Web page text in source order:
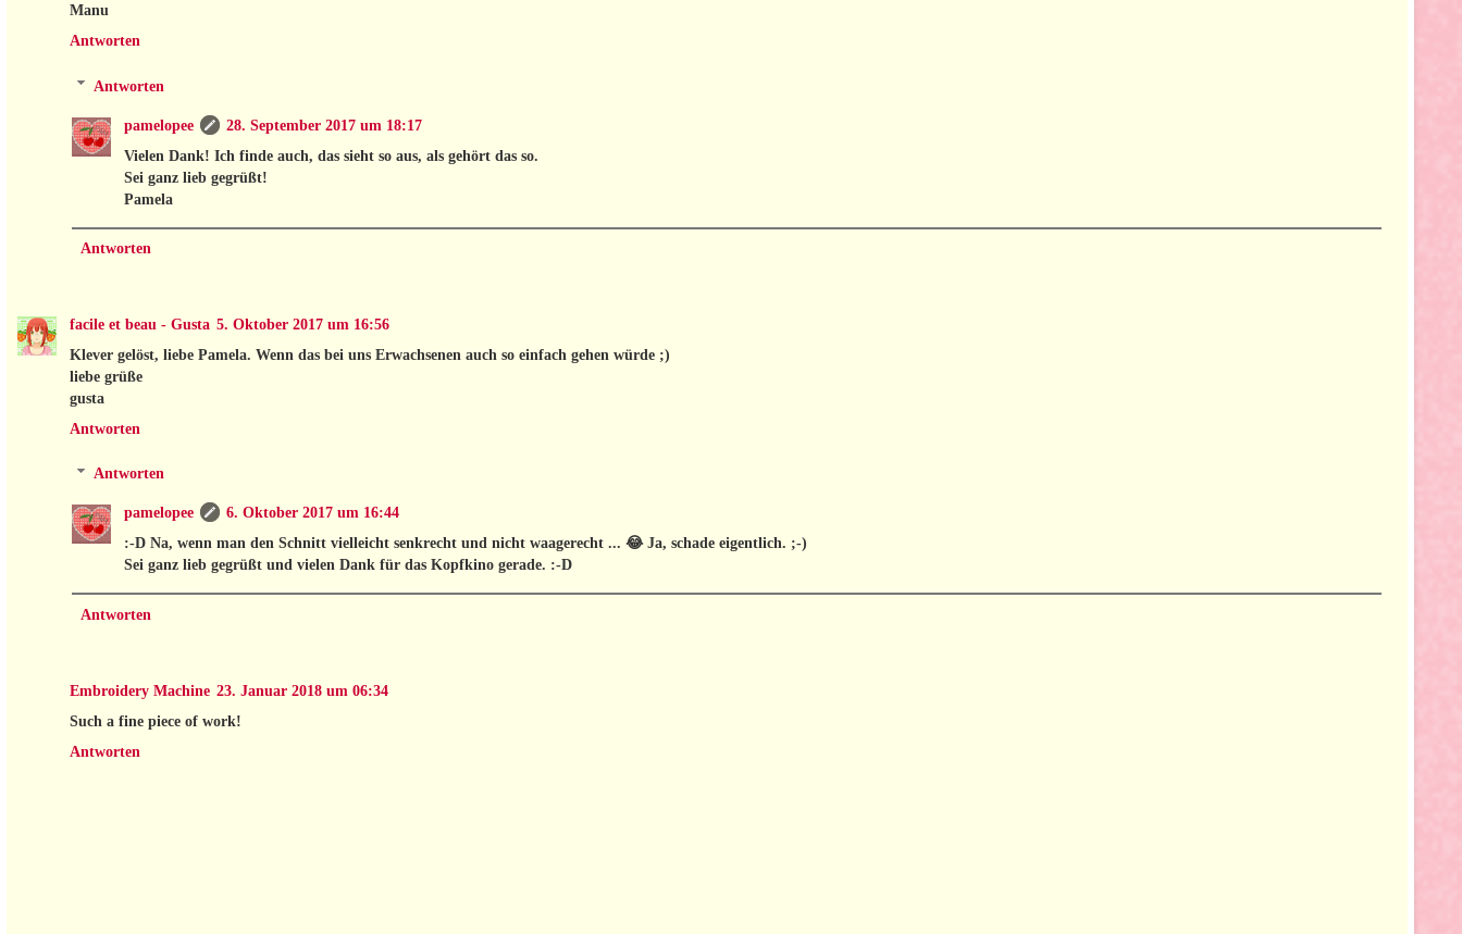
Manu
Antworten
Antworten
pamelopee
28. September 2017 um 18:17
Vielen Dank! Ich finde auch, das sieht so aus, als gehört das so.
Sei ganz lieb gegrüßt!
Pamela
Antworten
facile et beau - Gusta 5. Oktober 2017 um 16:56
Klever gelöst, liebe Pamela. Wenn das bei uns Erwachsenen auch so einfach gehen würde ;)
liebe grüße
gusta
Antworten
Antworten
pamelopee
6. Oktober 2017 um 16:44
:-D Na, wenn man den Schnitt vielleicht senkrecht und nicht waagerecht ... 😂 Ja, schade eigentlich. ;-)
Sei ganz lieb gegrüßt und vielen Dank für das Kopfkino gerade. :-D
Antworten
Embroidery Machine 23. Januar 2018 um 06:34
Such a fine piece of work!
Antworten